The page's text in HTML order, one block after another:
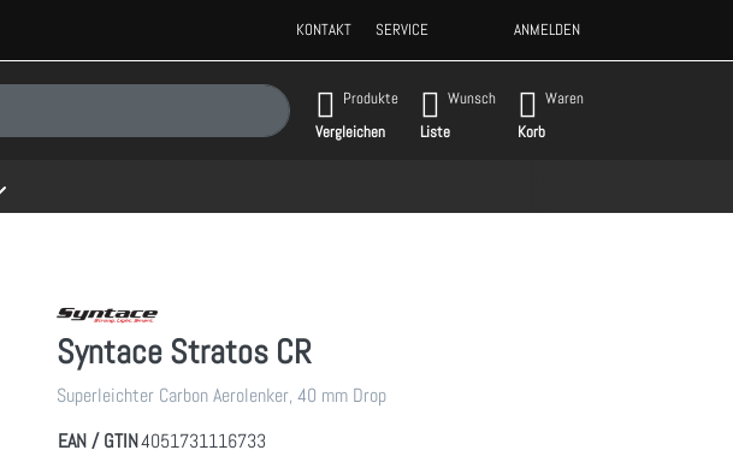
KONTAKT SERVICE ANMELDEN
automatisch erste Ergebnisse. Drücken Sie die Eingabetaste, um alle Ergebnisse aufzurufen.
Produkte
Vergleichen
Wunsch
Liste
Waren
Korb
Syntace Stratos CR
Superleichter Carbon Aerolenker, 40 mm Drop
EAN / GTIN4051731116733